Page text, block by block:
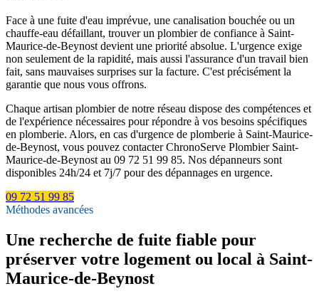
Face à une fuite d'eau imprévue, une canalisation bouchée ou un
chauffe-eau défaillant, trouver un plombier de confiance à Saint-
Maurice-de-Beynost devient une priorité absolue. L'urgence exige
non seulement de la rapidité, mais aussi l'assurance d'un travail bien
fait, sans mauvaises surprises sur la facture. C'est précisément la
garantie que nous vous offrons.
Chaque artisan plombier de notre réseau dispose des compétences et
de l'expérience nécessaires pour répondre à vos besoins spécifiques
en plomberie. Alors, en cas d'urgence de plomberie à Saint-Maurice-
de-Beynost, vous pouvez contacter ChronoServe Plombier Saint-
Maurice-de-Beynost au 09 72 51 99 85. Nos dépanneurs sont
disponibles 24h/24 et 7j/7 pour des dépannages en urgence.
09 72 51 99 85
Méthodes avancées
Une recherche de fuite fiable pour
préserver votre logement ou local à Saint-
Maurice-de-Beynost